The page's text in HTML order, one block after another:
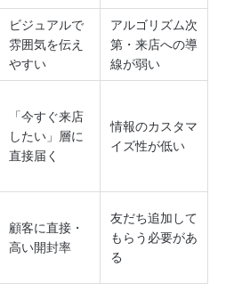
ビジュアルで
雰囲気を伝え
やすい
アルゴリズム次
第・来店への導
線が弱い
「今すぐ来店
したい」層に
直接届く
情報のカスタマ
イズ性が低い
顧客に直接・
高い開封率
友だち追加して
もらう必要があ
る